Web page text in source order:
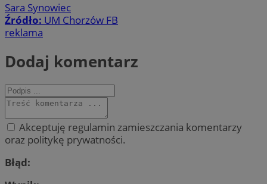
Sara Synowiec
Źródło: UM Chorzów FB
reklama
Dodaj komentarz
Akceptuję regulamin zamieszczania komentarzy
oraz politykę prywatności.
Błąd: